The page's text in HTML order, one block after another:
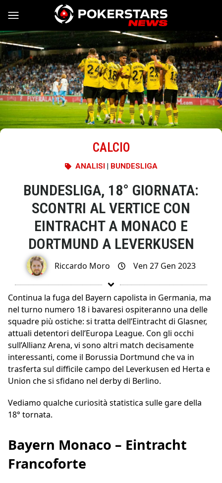
Vai al contenuto
CALCIO
ANALISI| BUNDESLIGA
BUNDESLIGA, 18° GIORNATA:
SCONTRI AL VERTICE CON
EINTRACHT A MONACO E
DORTMUND A LEVERKUSEN
Riccardo Moro Ven 27 Gen 2023
Continua la fuga del Bayern capolista in Germania, ma
nel turno numero 18 i bavaresi ospiteranno una delle
squadre più ostiche: si tratta dell’Eintracht di Glasner,
attuali detentori dell’Europa League. Con gli occhi
sull’Allianz Arena, vi sono altri match decisamente
interessanti, come il Borussia Dortmund che va in
trasferta sul difficile campo del Leverkusen ed Herta e
Union che si sfidano nel derby di Berlino.
Vediamo qualche curiosità statistica sulle gare della
18° tornata.
Bayern Monaco – Eintracht
Francoforte